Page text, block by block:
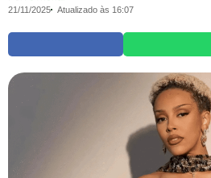
21/11/2025 Atualizado às 16:07